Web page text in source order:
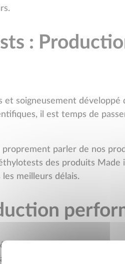
:
et soigneusement développé
il est temps de
proprement parler de nos
des produits
meilleurs délais.
permettent encore à
de nos clients mais